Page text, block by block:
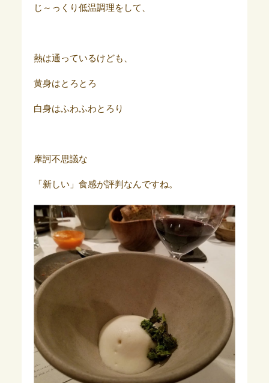
じ～っくり低温調理をして、
熱は通っているけども、
黄身はとろとろ
白身はふわふわとろり
摩訶不思議な
「新しい」食感が評判なんですね。